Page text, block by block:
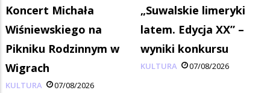
Koncert Michała
Wiśniewskiego na
Pikniku Rodzinnym w
Wigrach
KULTURA 07/08/2026
„Suwalskie limeryki
latem. Edycja XX” –
wyniki konkursu
KULTURA 07/08/2026